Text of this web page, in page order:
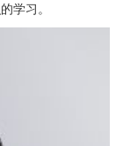
学习。